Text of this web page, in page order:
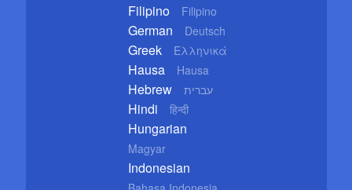
Filipino Filipino
German Deutsch
Greek Ελληνικά
Hausa Hausa
Hebrew עברית
Hindi हिन्दी
Hungarian
Magyar
Indonesian